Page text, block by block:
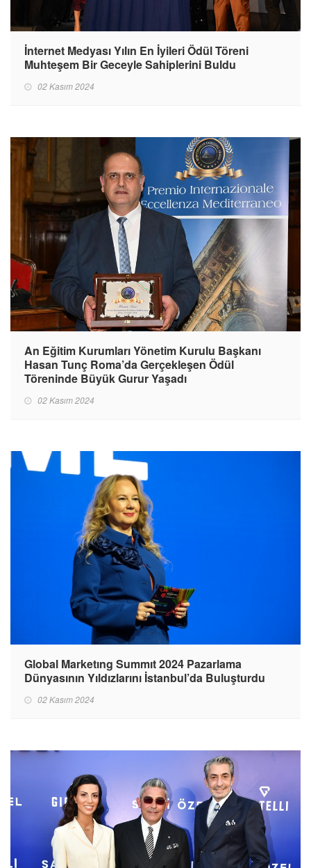
İnternet Medyası Yılın En İyileri Ödül Töreni
Muhteşem Bir Geceyle Sahiplerini Buldu
02 Kasım 2024
An Eğitim Kurumları Yönetim Kurulu Başkanı
Hasan Tunç Roma’da Gerçekleşen Ödül
Töreninde Büyük Gurur Yaşadı
02 Kasım 2024
Global Marketıng Summıt 2024 Pazarlama
Dünyasının Yıldızlarını İstanbul’da Buluşturdu
02 Kasım 2024